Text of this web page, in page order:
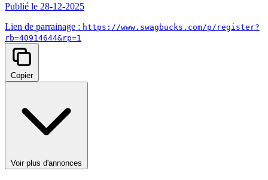
Publié le 28-12-2025
Lien de parrainage : https://www.swagbucks.com/p/register?
rb=40914644&rp=1
Copier
Voir plus d'annonces